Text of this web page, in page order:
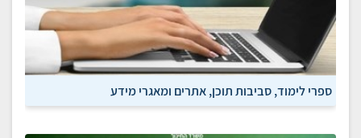
ספרי לימוד, סביבות תוכן, אתרים ומאגרי מידע